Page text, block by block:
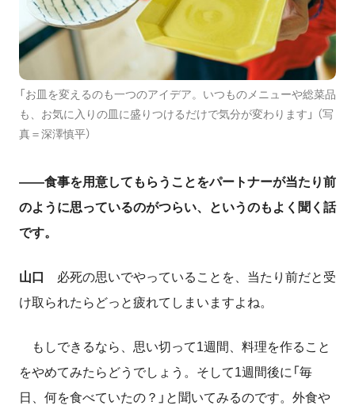
「お皿を変えるのも一つのアイデア。いつものメニューや総菜品
も、お気に入りの皿に盛りつけるだけで気分が変わります」 （写
真＝深澤慎平）
――食事を用意してもらうことをパートナーが当たり前
のように思っているのがつらい、というのもよく聞く話
です。
山口
必死の思いでやっていることを、当たり前だと受
け取られたらどっと疲れてしまいますよね。
もしできるなら、 思い切って1週間、料理を作ること
をやめてみたらどうでしょう。そして1週間後に「毎
日、何を食べていたの？」と聞いてみるのです。外食や